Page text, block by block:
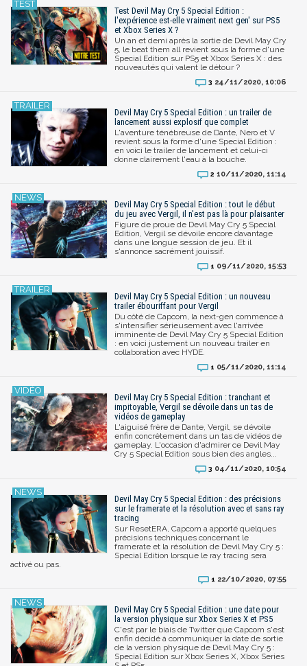
Test Devil May Cry 5 Special Edition :
l'expérience est-elle vraiment next gen' sur PS5
et Xbox Series X ?
Un an et demi après la sortie de Devil May Cry
5, le beat them all revient sous la forme d'une
Special Edition sur PS5 et Xbox Series X : des
nouveautés qui valent le détour ?
3 24/11/2020, 10:06
Devil May Cry 5 Special Edition : un trailer de
lancement aussi explosif que complet
L'aventure ténébreuse de Dante, Nero et V
revient sous la forme d'une Special Edition :
en voici le trailer de lancement et celui-ci
donne clairement l'eau à la bouche.
2 10/11/2020, 11:14
Devil May Cry 5 Special Edition : tout le début
du jeu avec Vergil, il n'est pas là pour plaisanter
Figure de proue de Devil May Cry 5 Special
Edition, Vergil se dévoile encore davantage
dans une longue session de jeu. Et il
s'annonce sacrément jouissif.
1 09/11/2020, 15:53
Devil May Cry 5 Special Edition : un nouveau
trailer ébouriffant pour Vergil
Du côté de Capcom, la next-gen commence à
s'intensifier sérieusement avec l'arrivée
imminente de Devil May Cry 5 Special Edition
: en voici justement un nouveau trailer en
collaboration avec HYDE.
1 05/11/2020, 11:14
Devil May Cry 5 Special Edition : tranchant et
impitoyable, Vergil se dévoile dans un tas de
vidéos de gameplay
L'aiguisé frère de Dante, Vergil, se dévoile
enfin concrètement dans un tas de vidéos de
gameplay. L'occasion d'admirer ce Devil May
Cry 5 Special Edition sous bien des angles...
3 04/11/2020, 10:54
Devil May Cry 5 Special Edition : des précisions
sur le framerate et la résolution avec et sans ray
tracing
Sur ResetERA, Capcom a apporté quelques
précisions techniques concernant le
framerate et la résolution de Devil May Cry 5 :
Special Edition lorsque le ray tracing sera
activé ou pas.
1 22/10/2020, 07:55
Devil May Cry 5 Special Edition : une date pour
la version physique sur Xbox Series X et PS5
C'est par le biais de Twitter que Capcom s'est
enfin décidé à communiquer la date de sortie
de la version physique de Devil May Cry 5 :
Special Edition sur Xbox Series X, Xbox Series